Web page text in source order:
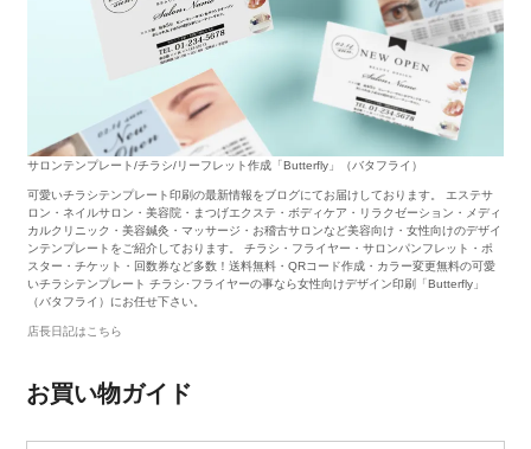
サロンテンプレート/チラシ/リーフレット作成「Butterfly」（バタフライ）
可愛いチラシテンプレート印刷の最新情報をブログにてお届けしております。 エステサ
ロン・ネイルサロン・美容院・まつげエクステ・ボディケア・リラクゼーション・メディ
カルクリニック・美容鍼灸・マッサージ・お稽古サロンなど美容向け・女性向けのデザイ
ンテンプレートをご紹介しております。 チラシ・フライヤー・サロンパンフレット・ポ
スター・チケット・回数券など多数！送料無料・QRコード作成・カラー変更無料の可愛
いチラシテンプレート チラシ･フライヤーの事なら女性向けデザイン印刷「Butterfly」
（バタフライ）にお任せ下さい。
店長日記はこちら
お買い物ガイド